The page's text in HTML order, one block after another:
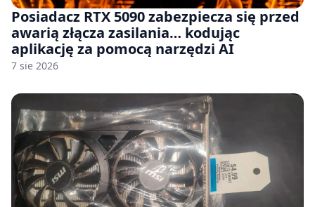
Posiadacz RTX 5090 zabezpiecza się przed
awarią złącza zasilania… kodując
aplikację za pomocą narzędzi AI
7 sie 2026